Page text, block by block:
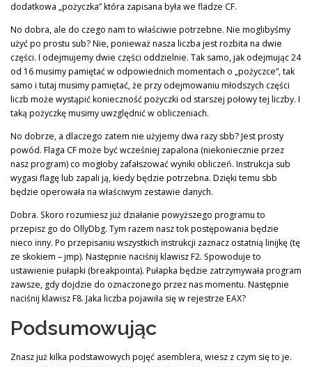
dodatkowa „pożyczka” która zapisana była we fladze CF.
No dobra, ale do czego nam to właściwie potrzebne. Nie moglibyśmy
użyć po prostu sub? Nie, ponieważ nasza liczba jest rozbita na dwie
części. I odejmujemy dwie części oddzielnie. Tak samo, jak odejmując 24
od 16 musimy pamiętać w odpowiednich momentach o „pożyczce”, tak
samo i tutaj musimy pamiętać, że przy odejmowaniu młodszych części
liczb może wystąpić konieczność pożyczki od starszej połowy tej liczby. I
taką pożyczkę musimy uwzględnić w obliczeniach.
No dobrze, a dlaczego zatem nie użyjemy dwa razy sbb? Jest prosty
powód. Flaga CF może być wcześniej zapalona (niekoniecznie przez
nasz program) co mogłoby zafałszować wyniki obliczeń. Instrukcja sub
wygasi flagę lub zapali ją, kiedy będzie potrzebna. Dzięki temu sbb
będzie operowała na właściwym zestawie danych.
Dobra. Skoro rozumiesz już działanie powyższego programu to
przepisz go do OllyDbg. Tym razem nasz tok postępowania będzie
nieco inny. Po przepisaniu wszystkich instrukcji zaznacz ostatnią linijkę (tę
ze skokiem – jmp). Następnie naciśnij klawisz F2. Spowoduje to
ustawienie pułapki (breakpointa). Pułapka będzie zatrzymywała program
zawsze, gdy dojdzie do oznaczonego przez nas momentu. Następnie
naciśnij klawisz F8. Jaka liczba pojawiła się w rejestrze EAX?
Podsumowując
Znasz już kilka podstawowych pojęć asemblera, wiesz z czym się to je.